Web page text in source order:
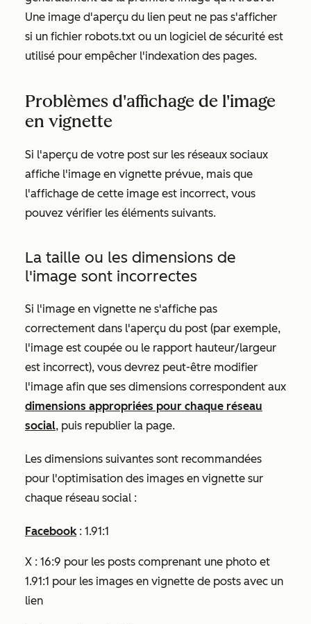
Une image d'aperçu du lien peut ne pas s'afficher
si un fichier robots.txt ou un logiciel de sécurité est
utilisé pour empêcher l'indexation des pages.
Problèmes d'affichage de l'image
en vignette
Si l'aperçu de votre post sur les réseaux sociaux
affiche l'image en vignette prévue, mais que
l'affichage de cette image est incorrect, vous
pouvez vérifier les éléments suivants.
La taille ou les dimensions de
l'image sont incorrectes
Si l'image en vignette ne s'affiche pas
correctement dans l'aperçu du post (par exemple,
l'image est coupée ou le rapport hauteur/largeur
est incorrect), vous devrez peut-être modifier
l'image afin que ses dimensions correspondent aux
dimensions appropriées pour chaque réseau
social, puis republier la page.
Les dimensions suivantes sont recommandées
pour l'optimisation des images en vignette sur
chaque réseau social :
Facebook: 1.91:1
X : 16:9 pour les posts comprenant une photo et
1.91:1 pour les images en vignette de posts avec un
lien